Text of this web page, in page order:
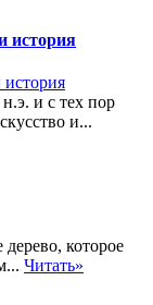
история
и с тех пор
и...
которое
Читать»